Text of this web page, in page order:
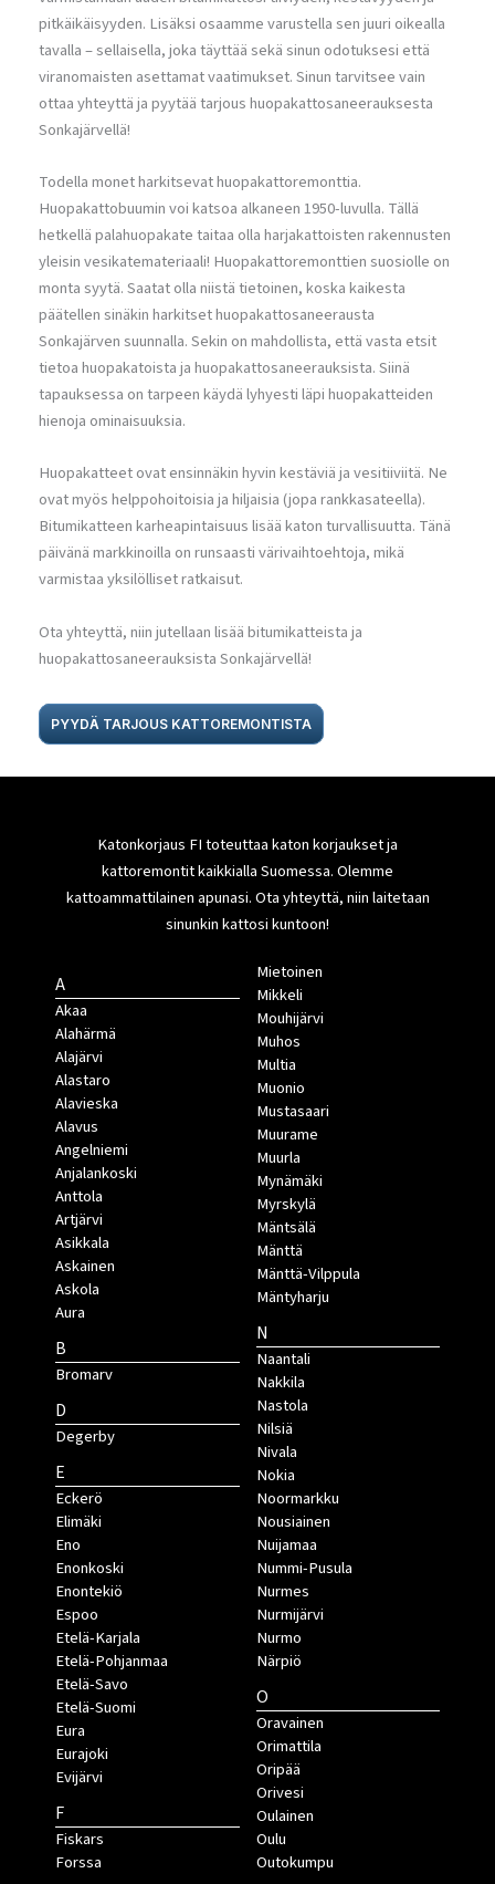
pitkäikäisyyden. Lisäksi osaamme varustella sen juuri oikealla
tavalla – sellaisella, joka täyttää sekä sinun odotuksesi että
viranomaisten asettamat vaatimukset. Sinun tarvitsee vain
ottaa yhteyttä ja pyytää tarjous huopakattosaneerauksesta
Sonkajärvellä!
Todella monet harkitsevat huopakattoremonttia.
Huopakattobuumin voi katsoa alkaneen 1950-luvulla. Tällä
hetkellä palahuopakate taitaa olla harjakattoisten rakennusten
yleisin vesikatemateriaali! Huopakattoremonttien suosiolle on
monta syytä. Saatat olla niistä tietoinen, koska kaikesta
päätellen sinäkin harkitset huopakattosaneerausta
Sonkajärven suunnalla. Sekin on mahdollista, että vasta etsit
tietoa huopakatoista ja huopakattosaneerauksista. Siinä
tapauksessa on tarpeen käydä lyhyesti läpi huopakatteiden
hienoja ominaisuuksia.
Huopakatteet ovat ensinnäkin hyvin kestäviä ja vesitiiviitä. Ne
ovat myös helppohoitoisia ja hiljaisia (jopa rankkasateella).
Bitumikatteen karheapintaisuus lisää katon turvallisuutta. Tänä
päivänä markkinoilla on runsaasti värivaihtoehtoja, mikä
varmistaa yksilölliset ratkaisut.
Ota yhteyttä, niin jutellaan lisää bitumikatteista ja
huopakattosaneerauksista Sonkajärvellä!
PYYDÄ TARJOUS KATTOREMONTISTA
Katonkorjaus FI toteuttaa katon korjaukset ja
kattoremontit kaikkialla Suomessa. Olemme
kattoammattilainen apunasi. Ota yhteyttä, niin laitetaan
sinunkin kattosi kuntoon!
A
Akaa
Alahärmä
Alajärvi
Alastaro
Alavieska
Alavus
Angelniemi
Anjalankoski
Anttola
Artjärvi
Asikkala
Askainen
Askola
Aura
B
Bromarv
D
Degerby
E
Eckerö
Elimäki
Eno
Enonkoski
Enontekiö
Espoo
Etelä-Karjala
Etelä-Pohjanmaa
Etelä-Savo
Etelä-Suomi
Eura
Eurajoki
Evijärvi
F
Fiskars
Forssa
Mietoinen
Mikkeli
Mouhijärvi
Muhos
Multia
Muonio
Mustasaari
Muurame
Muurla
Mynämäki
Myrskylä
Mäntsälä
Mänttä
Mänttä-Vilppula
Mäntyharju
N
Naantali
Nakkila
Nastola
Nilsiä
Nivala
Nokia
Noormarkku
Nousiainen
Nuijamaa
Nummi-Pusula
Nurmes
Nurmijärvi
Nurmo
Närpiö
O
Oravainen
Orimattila
Oripää
Orivesi
Oulainen
Oulu
Outokumpu